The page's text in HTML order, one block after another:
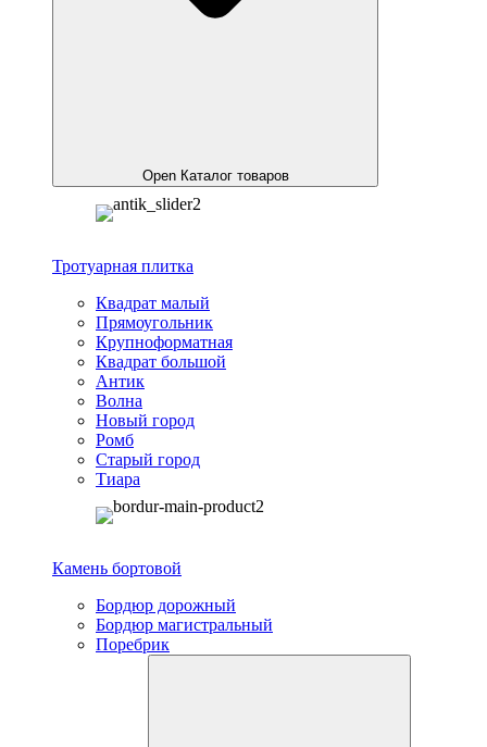
Open Каталог товаров
Тротуарная плитка
Квадрат малый
Прямоугольник
Крупноформатная
Квадрат большой
Антик
Волна
Новый город
Ромб
Старый город
Тиара
Камень бортовой
Бордюр дорожный
Бордюр магистральный
Поребрик